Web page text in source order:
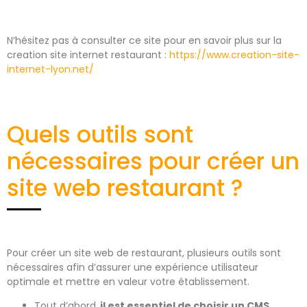
N’hésitez pas à consulter ce site pour en savoir plus sur la
creation site internet restaurant : https://www.creation-site-
internet-lyon.net/
Quels outils sont
nécessaires pour créer un
site web restaurant ?
Pour créer un site web de restaurant, plusieurs outils sont
nécessaires afin d’assurer une expérience utilisateur
optimale et mettre en valeur votre établissement.